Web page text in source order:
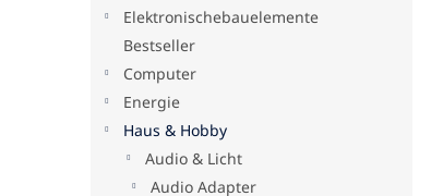
Elektronischebauelemente
Bestseller
Computer
Energie
Haus & Hobby
Audio & Licht
Audio Adapter